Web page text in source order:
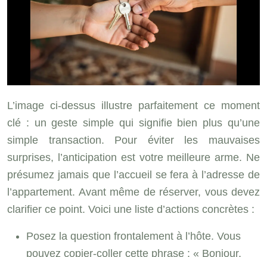
L’image ci-dessus illustre parfaitement ce moment
clé : un geste simple qui signifie bien plus qu’une
simple transaction. Pour éviter les mauvaises
surprises, l’anticipation est votre meilleure arme. Ne
présumez jamais que l’accueil se fera à l’adresse de
l’appartement. Avant même de réserver, vous devez
clarifier ce point. Voici une liste d’actions concrètes :
Posez la question frontalement à l’hôte. Vous
pouvez copier-coller cette phrase : « Bonjour,